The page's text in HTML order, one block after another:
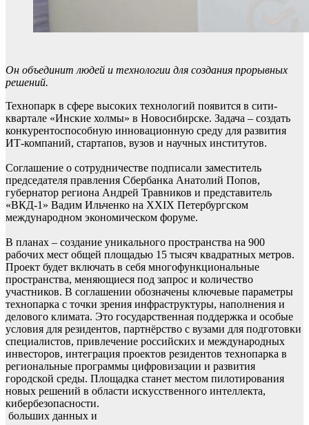
Он объединит людей и технологии для создания прорывных
решений.
Технопарк в сфере высоких технологий появится в сити-
квартале «Инские холмы» в Новосибирске. Задача – создать
конкурентоспособную инновационную среду для развития
ИТ-компаний, стартапов, вузов и научных институтов.
Соглашение о сотрудничестве подписали заместитель
председателя правления Сбербанка Анатолий Попов,
губернатор региона Андрей Травников и представитель
«ВКД-1» Вадим Ильченко на XXIX Петербургском
международном экономическом форуме.
В планах – создание уникального пространства на 900
рабочих мест общей площадью 15 тысяч квадратных метров.
Проект будет включать в себя многофункциональные
пространства, меняющиеся под запрос и количество
участников. В соглашении обозначены ключевые параметры
технопарка с точки зрения инфраструктуры, наполнения и
делового климата. Это государственная поддержка и особые
условия для резидентов, партнёрство с вузами для подготовки
специалистов, привлечение российских и международных
инвесторов, интеграция проектов резидентов технопарка в
региональные программы цифровизации и развития
городской среды. Площадка станет местом пилотирования
новых решений в области искусственного интеллекта,
кибербезопасности.
больших данных и